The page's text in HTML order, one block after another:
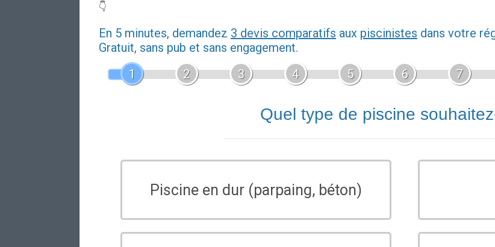
👇
En 5 minutes, demandez 3 devis comparatifs aux piscinistes dans votre
Gratuit, sans pub et sans engagement.
1
2 3 4 5 6 7
Quel type de piscine
Piscine en dur (parpaing, béton)